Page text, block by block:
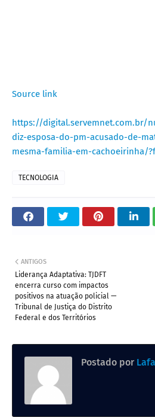
Source link
https://digital.servemnet.com.br/
diz-esposa-do-pm-acusado-de-
mesma-familia-em-cachoeirinha/
TECNOLOGIA
ANTIGOS
Liderança Adaptativa: TJDFT
encerra curso com impactos
positivos na atuação policial —
Tribunal de Justiça do Distrito
Federal e dos Territórios
Postado por